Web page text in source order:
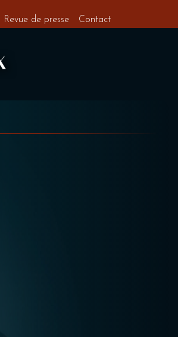
Revue de presse Contact